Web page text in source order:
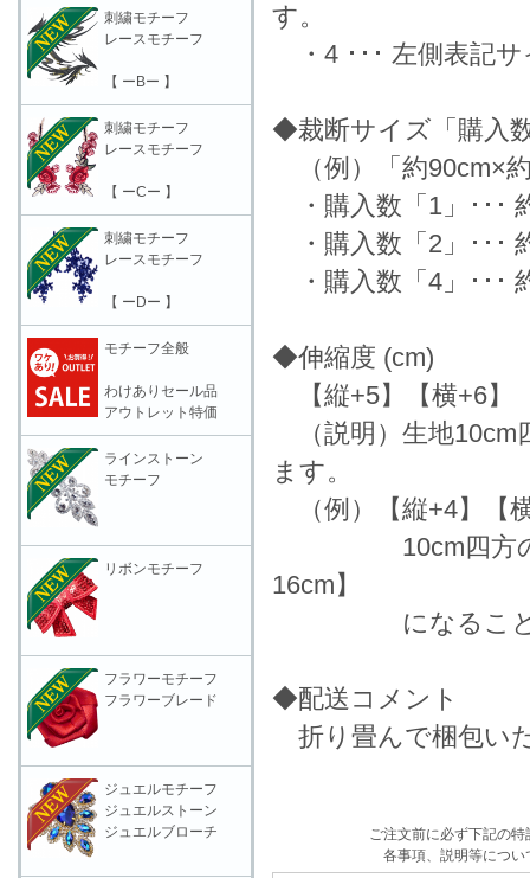
す。
・4 ･･･ 左側表記
◆裁断サイズ「購入
（例）「約90cm×
・購入数「1」･･･
・購入数「2」･･･
・購入数「4」･･･
◆伸縮度 (cm)
【縦+5】【横+6】
（説明）生地10cm
ます。
（例）【縦+4】【
10cm四方の生地
16cm】
になることを表
◆配送コメント
折り畳んで梱包い
ご注文前に必ず下記の
各事項、説明等につい
刺繍モチーフ
レースモチーフ
【 ーBー 】
刺繍モチーフ
レースモチーフ
【 ーCー 】
刺繍モチーフ
レースモチーフ
【 ーDー 】
モチーフ全般
わけありセール品
アウトレット特価
ラインストーン
モチーフ
リボンモチーフ
フラワーモチーフ
フラワーブレード
ジュエルモチーフ
ジュエルストーン
ジュエルブローチ